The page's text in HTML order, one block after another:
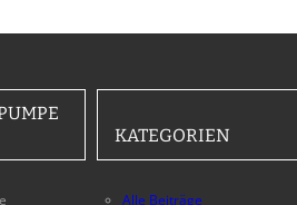
KATEGORIEN
Alle Beiträge